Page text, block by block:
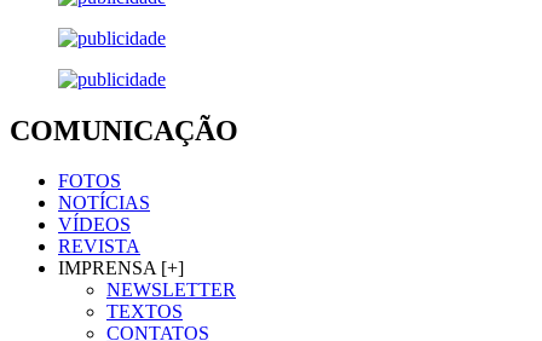
COMUNICAÇÃO
FOTOS
NOTÍCIAS
VÍDEOS
REVISTA
IMPRENSA [+]
NEWSLETTER
TEXTOS
CONTATOS